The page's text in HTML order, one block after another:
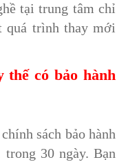
tại trung tâm chỉ
quá trình thay mới
thế có bảo hành
sách bảo hành
30 ngày. Bạn